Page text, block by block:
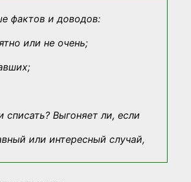
фактов и доводов:
или не очень;
Выгоняет ли, если
или интересный случай,